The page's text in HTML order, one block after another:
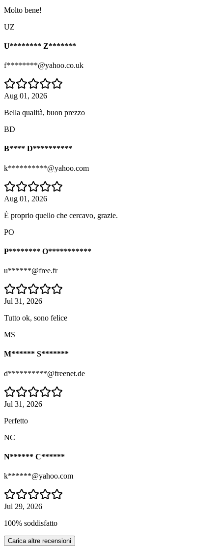
Molto bene!
UZ
U******** Z*******
f********@yahoo.co.uk
Aug 01, 2026
Bella qualità, buon prezzo
BD
B**** D**********
k**********@yahoo.com
Aug 01, 2026
È proprio quello che cercavo, grazie.
PO
P******** O***********
u******@free.fr
Jul 31, 2026
Tutto ok, sono felice
MS
M****** S*******
d**********@freenet.de
Jul 31, 2026
Perfetto
NC
N****** C******
k******@yahoo.com
Jul 29, 2026
100% soddisfatto
Carica altre recensioni